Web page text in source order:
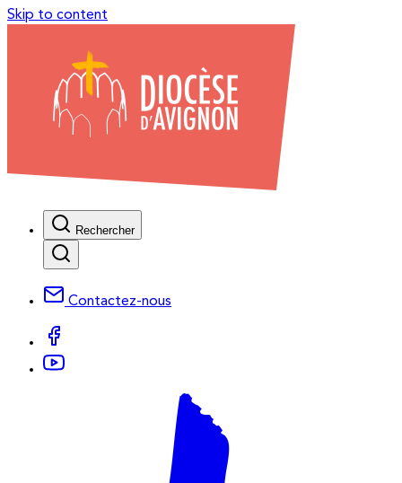
Skip to content
Rechercher
Contactez-nous